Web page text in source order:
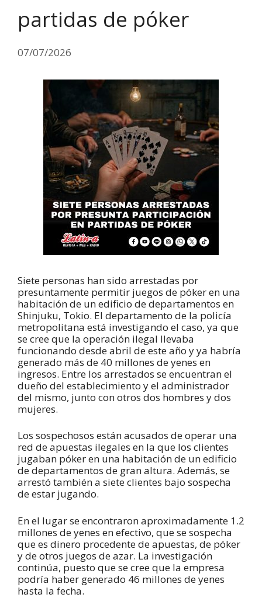
partidas de póker
07/07/2026
Siete personas han sido arrestadas por
presuntamente permitir juegos de póker en una
habitación de un edificio de departamentos en
Shinjuku, Tokio. El departamento de la policía
metropolitana está investigando el caso, ya que
se cree que la operación ilegal llevaba
funcionando desde abril de este año y ya habría
generado más de 40 millones de yenes en
ingresos. Entre los arrestados se encuentran el
dueño del establecimiento y el administrador
del mismo, junto con otros dos hombres y dos
mujeres.
Los sospechosos están acusados de operar una
red de apuestas ilegales en la que los clientes
jugaban póker en una habitación de un edificio
de departamentos de gran altura. Además, se
arrestó también a siete clientes bajo sospecha
de estar jugando.
En el lugar se encontraron aproximadamente 1.2
millones de yenes en efectivo, que se sospecha
que es dinero procedente de apuestas, de póker
y de otros juegos de azar. La investigación
continúa, puesto que se cree que la empresa
podría haber generado 46 millones de yenes
hasta la fecha.